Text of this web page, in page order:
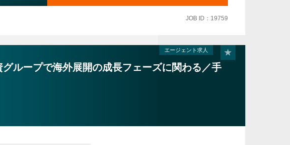
相手方等) など
JOB ID：19759
エージェント求人
グループで海外展開の成長フェーズに関わる／手